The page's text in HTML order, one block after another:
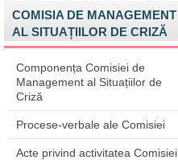
COMISIA DE MANAGEMENT
AL SITUAȚIILOR DE CRIZĂ
Componența Comisiei de
Management al Situațiilor de
Criză
Procese-verbale ale Comisiei
Acte privind activitatea Comisiei